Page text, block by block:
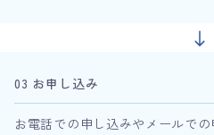
03 お申し込み
お電話での申し込みやメールで